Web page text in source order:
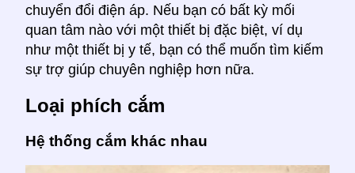
chuyển đổi điện áp. Nếu bạn có bất kỳ mối
quan tâm nào với một thiết bị đặc biệt, ví dụ
như một thiết bị y tế, bạn có thể muốn tìm kiếm
sự trợ giúp chuyên nghiệp hơn nữa.
Loại phích cắm
Hệ thống cắm khác nhau